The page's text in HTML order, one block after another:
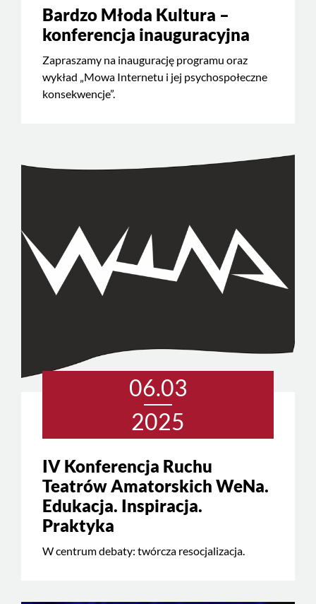
Bardzo Młoda Kultura –
konferencja inauguracyjna
Zapraszamy na inaugurację programu oraz
wykład „Mowa Internetu i jej psychospołeczne
konsekwencje”.
06.03
2025
IV Konferencja Ruchu
Teatrów Amatorskich WeNa.
Edukacja. Inspiracja.
Praktyka
W centrum debaty: twórcza resocjalizacja.